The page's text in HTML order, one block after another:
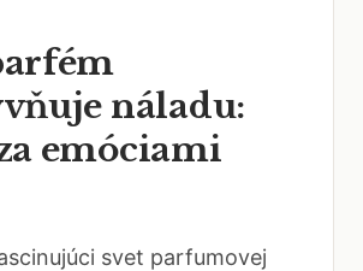
náladu:
emóciami
svet parfumovej